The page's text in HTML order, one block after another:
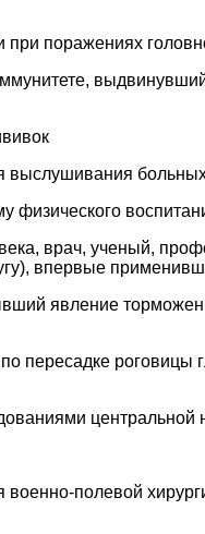
поражениях
больных
физического
врач, ученый,
впервые
явление
роговицы
центральной
полевой